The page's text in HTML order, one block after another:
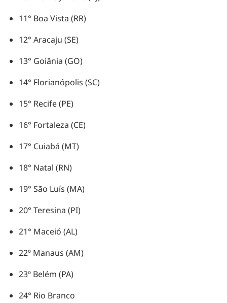
11° Boa Vista (RR)
12° Aracaju (SE)
13° Goiânia (GO)
14° Florianópolis (SC)
15° Recife (PE)
16° Fortaleza (CE)
17° Cuiabá (MT)
18° Natal (RN)
19° São Luís (MA)
20° Teresina (PI)
21° Maceió (AL)
22º Manaus (AM)
23º Belém (PA)
24° Rio Branco